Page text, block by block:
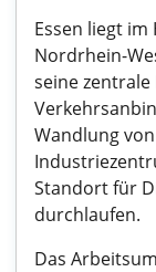
Essen liegt
Nordrhein-
seine zentrale
Wandlung
Standort für
durchlaufen.
Das